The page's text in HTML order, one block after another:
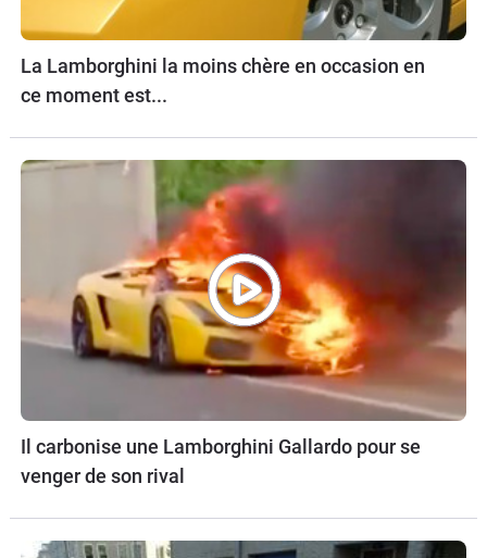
La Lamborghini la moins chère en occasion en
ce moment est...
Il carbonise une Lamborghini Gallardo pour se
venger de son rival